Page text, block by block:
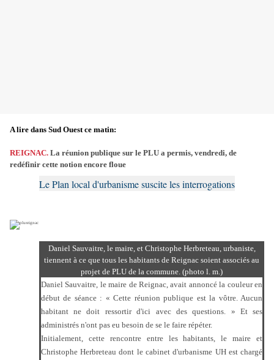
A lire dans Sud Ouest ce matin:
REIGNAC. La réunion publique sur le PLU a permis, vendredi, de
redéfinir cette notion encore floue
Le Plan local d'urbanisme suscite les interrogations
Daniel Sauvaitre, le maire, et Christophe Herbreteau, urbaniste,
tiennent à ce que tous les habitants de Reignac soient associés au
projet de PLU de la commune. (photo l. m.)
Daniel Sauvaitre, le maire de Reignac, avait annoncé la couleur en
début de séance : « Cette réunion publique est la vôtre. Aucun
habitant ne doit ressortir d'ici avec des questions. » Et ses
administrés n'ont pas eu besoin de se le faire répéter.
Initialement, cette rencontre entre les habitants, le maire et
Christophe Herbreteau dont le cabinet d'urbanisme UH est chargé